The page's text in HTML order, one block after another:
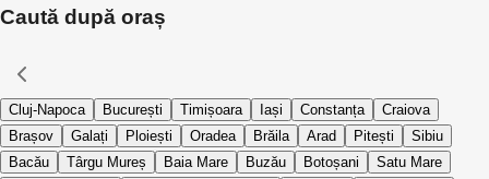
Caută după oraș
Cluj-Napoca București Timișoara Iași Constanța
Craiova
Brașov
Galați Ploiești Oradea Brăila Arad Pitești
Sibiu
Bacău
Târgu Mureș Baia Mare Buzău Botoșani
Satu Mare